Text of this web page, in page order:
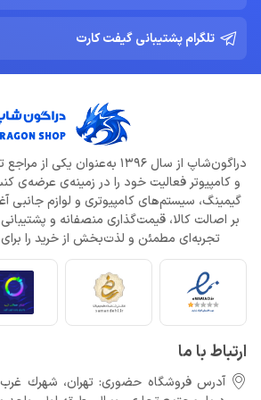
می‌دهد؟
خرداد 22, 1404
Call of Duty: Black Ops 7 برای کنسول‌های نسل هشتم هم می‌آید
خرداد 22, 1404
تلگرام پشتیبانی گیفت کارت
دراگون‌شاپ از سال 1396
و کامپیوتر فعالیت خود را در زمینه‌ی عرضه‌ی
گیمینگ، سیستم‌های کامپیوتری و لوازم جانبی
بر اصالت کالا، قیمت‌گذاری منصفانه و
تجربه‌ای مطمئن و لذت‌بخش از خرید را برای
ارتباط با ما
آدرس فروشگاه حضوری: تهران، شهرك